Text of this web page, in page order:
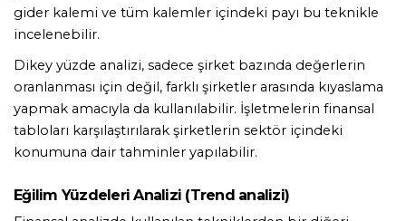
gider kalemi ve tüm kalemler içindeki payı bu teknikle
incelenebilir.
Dikey yüzde analizi, sadece şirket bazında değerlerin
oranlanması için değil, farklı şirketler arasında kıyaslama
yapmak amacıyla da kullanılabilir. İşletmelerin finansal
tabloları karşılaştırılarak şirketlerin sektör içindeki
konumuna dair tahminler yapılabilir.
Eğilim Yüzdeleri Analizi (Trend analizi)